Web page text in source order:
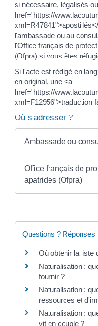
si nécessaire, légalisés
href="https://
l'ambassade ou au
l'Office français de
(Ofpra) si vous êtes
Si l'acte est rédigé en
en original, une <a
href="https://
xml=F12956">traduction
Où s’adresser ?
Ambassade ou
Office français de
apatrides (Ofpra)
Questions ? Réponses !
Où obtenir la liste
Naturalisation :
fournir ?
Naturalisation :
ressources et
Naturalisation :
vit en couple ?